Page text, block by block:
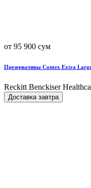
от 95 900 сум
Презервативы Contex Extra
Reckitt Benckiser
Доставка завтра